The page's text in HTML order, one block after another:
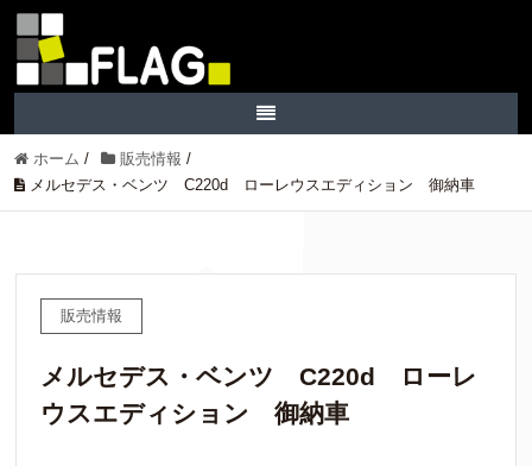
ホーム / 販売情報 /
メルセデス・ベンツ C220d ローレウスエディション 御納車
販売情報
メルセデス・ベンツ C220d ローレ
ウスエディション 御納車